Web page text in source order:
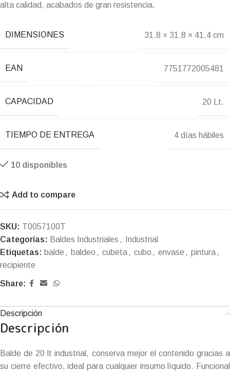
alta calidad, acabados de gran resistencia.
DIMENSIONES 31.8 × 31.8 × 41.4 cm
EAN 7751772005481
CAPACIDAD 20 Lt.
TIEMPO DE ENTREGA 4 días hábiles
10 disponibles
Add to compare
SKU: T0057100T
Categorías: Baldes Industriales ,
Industrial
Etiquetas: balde , baldeo , cubeta, cubo , envase , pintura,
recipiente
Share:
Descripción
Descripción
Balde de 20 lt industrial, conserva mejor el contenido gracias a
su cierre efectivo, ideal para cualquier insumo líquido. Funcional